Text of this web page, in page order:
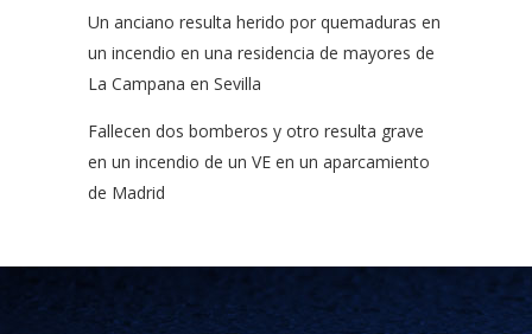
Un anciano resulta herido por quemaduras en
un incendio en una residencia de mayores de
La Campana en Sevilla
Fallecen dos bomberos y otro resulta grave
en un incendio de un VE en un aparcamiento
de Madrid